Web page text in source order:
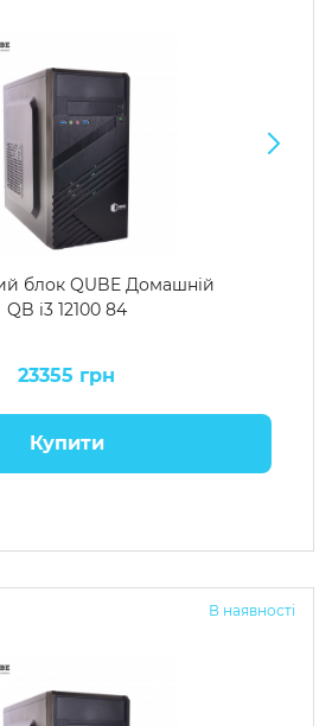
блок QUBE Домашній
QB i3 12100 84
23355 грн
Купити
В наявності